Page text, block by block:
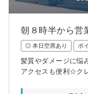
朝８時半から営
◎ 本日空席あり ポ
髪質やダメージに悩
アクセスも便利☆ク